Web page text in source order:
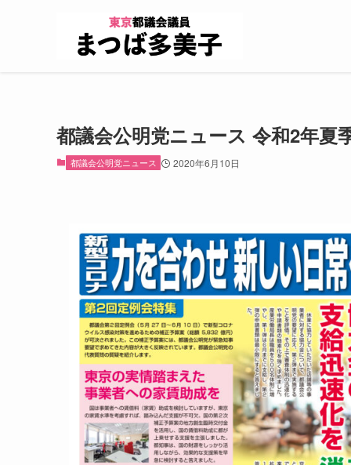
都議会公明党ニュース 令和2年夏
都議会公明党ニュース 2020年6月10日